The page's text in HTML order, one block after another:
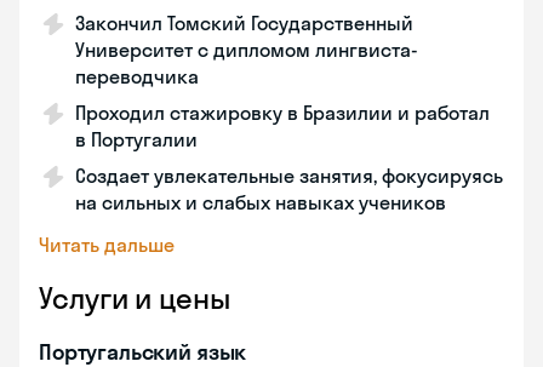
Закончил Томский Государственный
Университет с дипломом лингвиста-
переводчика
Проходил стажировку в Бразилии и работал
в Португалии
Создает увлекательные занятия, фокусируясь
на сильных и слабых навыках учеников
Читать дальше
Услуги и цены
Португальский язык